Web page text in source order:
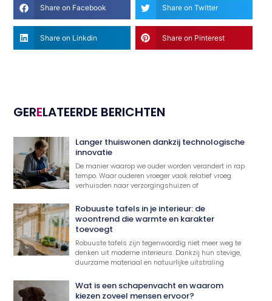
Share on Facebook Share on Twitter
Share on Linkdin Share on Pinterest
GERELATEERDE BERICHTEN
Langer thuiswonen dankzij technologische
innovatie
De manier waarop we ouder worden verandert in rap
tempo. Waar ouderen vroeger vaak relatief vroeg
verhuisden naar verzorgingshuizen of
Robuuste tafels in je interieur: de
woontrend die warmte en karakter
toevoegt
Robuuste tafels zijn tegenwoordig niet meer weg te
denken uit moderne interieurs. Dankzij hun stevige,
duurzame materiaal en natuurlijke uitstraling
Wat is een schapenvacht en waarom
kiezen zoveel mensen ervoor?